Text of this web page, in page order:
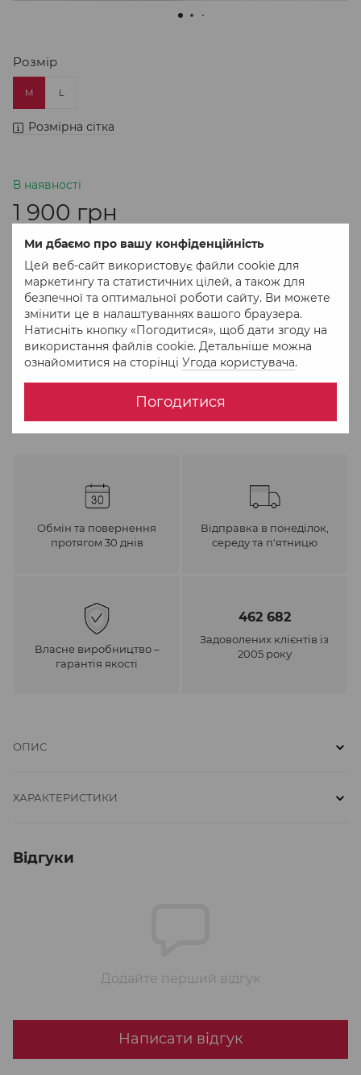
Ми дбаємо про вашу конфіденційність
Цей веб-сайт використовує файли cookie для
маркетингу та статистичних цілей, а також для
безпечної та оптимальної роботи сайту. Ви можете
змінити це в налаштуваннях вашого браузера.
Натисніть кнопку «Погодитися», щоб дати згоду на
використання файлів cookie. Детальніше можна
ознайомитися на сторінці Угода користувача.
Погодитися
Розмір
M L
Розмірна сітка
В наявності
1 900 грн
В кошик
Придбати в 1 клік
До обраного Порівняти
Обмін та повернення
протягом 30 днів
Відправка в понеділок,
середу та п'ятницю
Власне виробництво –
гарантія якості
462 682
Задоволених клієнтів із
2005 року
ОПИС
ХАРАКТЕРИСТИКИ
Відгуки
Додайте перший відгук
Написати відгук